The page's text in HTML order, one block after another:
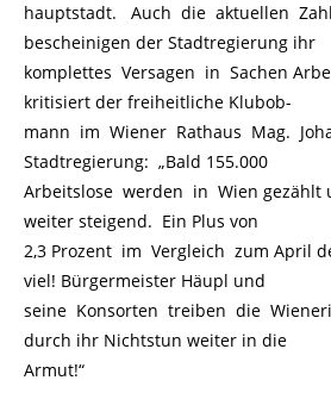
hauptstadt. Auch die aktuellen
bescheinigen der Stadtregierung ihr
komplettes Versagen in Sachen
kritisiert der freiheitliche Klubob-
mann im Wiener Rathaus Mag.
Stadtregierung: „Bald 155.000
Arbeitslose werden in Wien gezählt
weiter steigend. Ein Plus von
2,3 Prozent im Vergleich zum April
viel! Bürgermeister Häupl und
seine Konsorten treiben die
durch ihr Nichtstun weiter in die
Armut!“